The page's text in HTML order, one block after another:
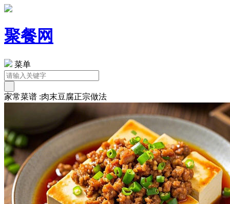
聚餐网
菜单
家常菜谱 :肉末豆腐正宗做法